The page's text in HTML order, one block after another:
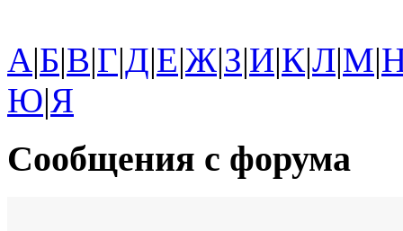
А|Б|В|Г|Д|Е|Ж|З|И|К|Л|М|
Ю|Я
Сообщения с форума